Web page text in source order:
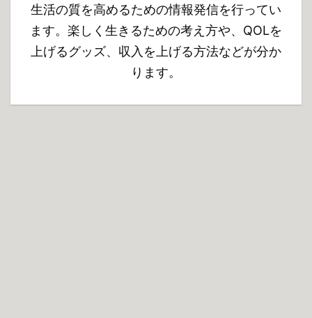
レーターピローの特徴
NatureHikeの自動インフ
レーターピ ...
生活の質を高めるための情報発信を行ってい
ます。楽しく生きるための考え方や、QOLを
上げるグッズ、収入を上げる方法などが分か
ります。